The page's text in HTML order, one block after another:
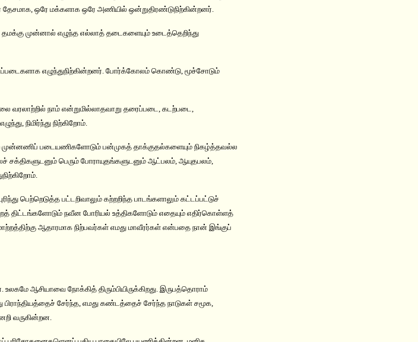
ஒரே மக்களாக ஒரே அணியில் ஒன்றுதிரண்டுநிற்கின்றனர்.
முன்னால் எழுந்த எல்லாத் தடைகளையும் உடைத்தெறிந்து
எழுந்துநிற்கின்றனர். போர்க்கோலம் கொண்டு, மூச்சோடும்
வரலாற்றில் நாம் என்றுமில்லாதவாறு தரைப்படை, கடற்படை,
நிமிர்ந்து நிற்கிறோம்.
முன்னணிப் படையணிகளோடும் பன்முகத் தாக்குதல்களையும் நிகழ்த்தவல்ல
சக்திகளுடனும் பெரும் போராயுதங்களுடனும் ஆட்பலம், ஆயுதபலம்,
பெற்றெடுத்த பட்டறிவாலும் கற்றறிந்த பாடங்களாலும் கட்டப்பட்டுச்
திட்டங்களோடும் நவீன போரியல் உத்திகளோடும் எதையும் எதிர்கொள்ளத்
ஆதாரமாக நிற்பவர்கள் எமது மாவீரர்கள் என்பதை நான் இங்குப்
உலகமே ஆசியாவை நோக்கித் திரும்பியிருக்கிறது. இருபத்தொராம்
பிராந்தியத்தைச் சேர்ந்த, எமது கண்டத்தைச் சேர்ந்த நாடுகள் சமூக,
வருகின்றன.